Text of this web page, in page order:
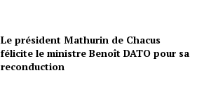
Le président Mathurin de Chacus
félicite le ministre Benoît DATO pour sa
reconduction